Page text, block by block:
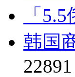
「
韩国
22891